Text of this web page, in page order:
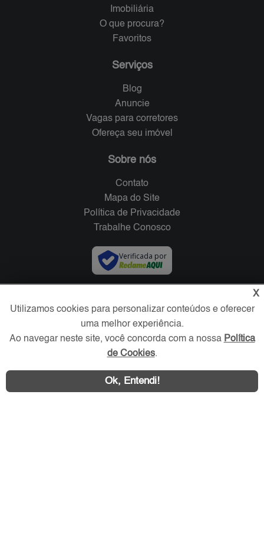
Imobiliária
O que procura?
Favoritos
Serviços
Blog
Anuncie
Vagas para corretores
Ofereça seu imóvel
Sobre nós
Contato
Mapa do Site
Política de Privacidade
Trabalhe Conosco
Verificada por
X
Utilizamos cookies para personalizar conteúdos e oferecer
uma melhor experiência.
Ao navegar neste site, você concorda com a nossa Política
de Cookies.
Ok, Entendi!